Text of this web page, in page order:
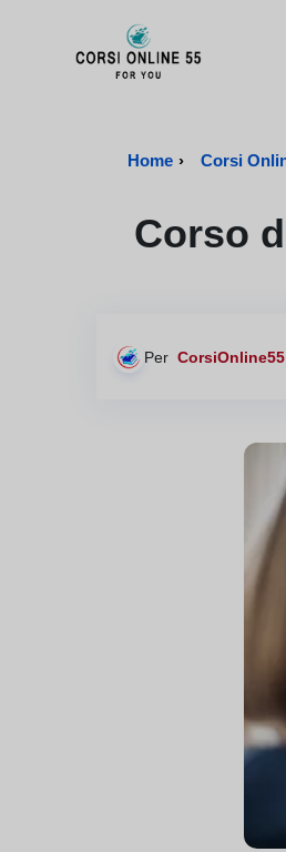
Home › Corsi
Corso
Per CorsiOnline55